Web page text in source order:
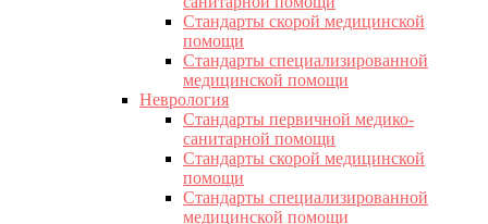
Стандарты скорой медицинской
помощи
Стандарты специализированной
медицинской помощи
Неврология
Стандарты первичной медико-
санитарной помощи
Стандарты скорой медицинской
помощи
Стандарты специализированной
медицинской помощи